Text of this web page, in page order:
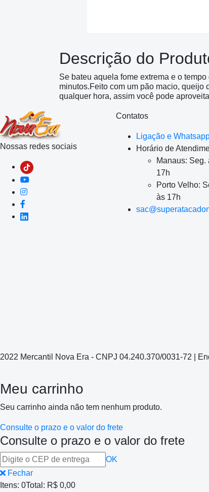
Descrição do
Se bateu aquela fome extrema e o
minutos.Feito com um pão macio, queijo
qualquer hora, assim você pode
Nossas redes sociais
Contatos
Ligação e
Horário de
Manaus: Seg.
17h
Porto Velho:
às 17h
2022 Mercantil Nova Era - CNPJ 04.240.370/0031-72 |
Meu carrinho
Seu carrinho ainda não tem nenhum produto.
Consulte o prazo e o valor do frete
Consulte o prazo e o valor do frete
OK
Fechar
Itens: 0Total: R$ 0,00